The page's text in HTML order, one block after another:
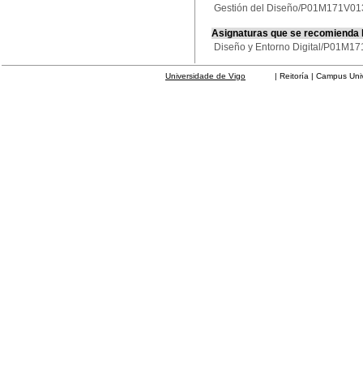
Gestión del Diseño/
Asignaturas que se
Diseño y Entorno Digital/
Universidade de Vigo | Reitoría | Campus